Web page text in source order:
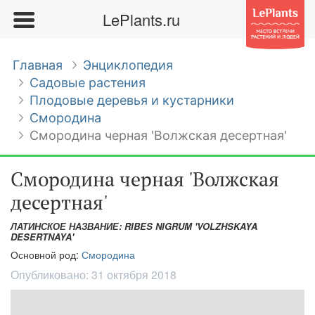
LePlants.ru
Главная
Энциклопедия
Садовые растения
Плодовые деревья и кустарники
Смородина
Смородина черная 'Волжская десертная'
Смородина черная 'Волжская
десертная'
ЛАТИНСКОЕ НАЗВАНИЕ: RIBES NIGRUM 'VOLZHSKAYA
DESERTNAYA'
Основной род: Смородина
Опубликовано: 31 октября 2018